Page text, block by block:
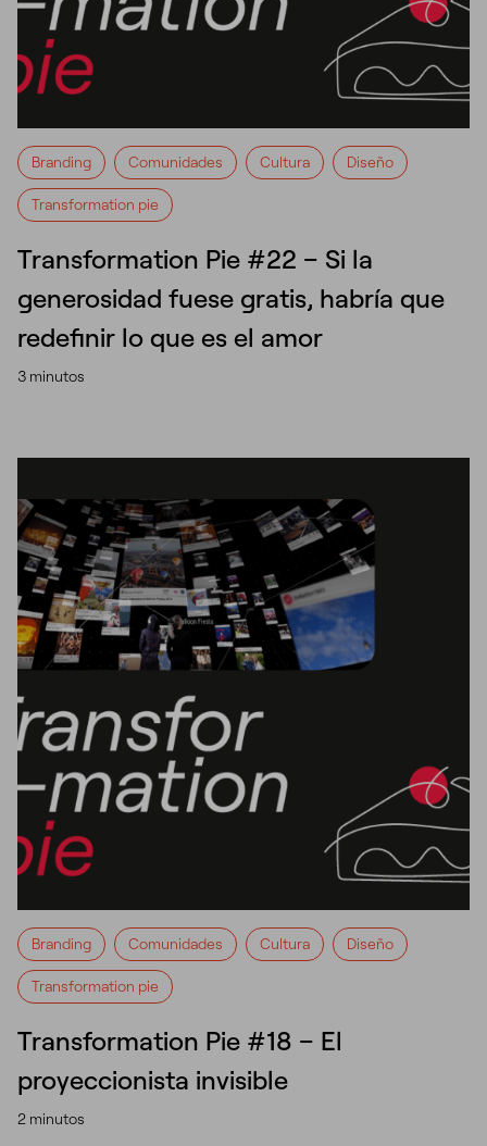
Branding Comunidades Cultura Diseño
Transformation pie
Transformation Pie #22 – Si la
generosidad fuese gratis, habría que
redefinir lo que es el amor
3 minutos
Branding Comunidades Cultura Diseño
Transformation pie
Transformation Pie #18 – El
proyeccionista invisible
2 minutos